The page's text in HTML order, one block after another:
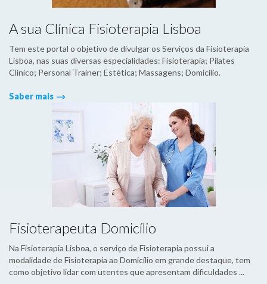
A sua Clínica Fisioterapia Lisboa
Tem este portal o objetivo de divulgar os Serviços da Fisioterapia
Lisboa, nas suas diversas especialidades: Fisioterapia; Pilates
Clínico; Personal Trainer; Estética; Massagens; Domicílio.
Saber mais
Fisioterapeuta Domicílio
Na Fisioterapia Lisboa, o serviço de Fisioterapia possui a
modalidade de Fisioterapia ao Domicílio em grande destaque, tem
como objetivo lidar com utentes que apresentam dificuldades ...